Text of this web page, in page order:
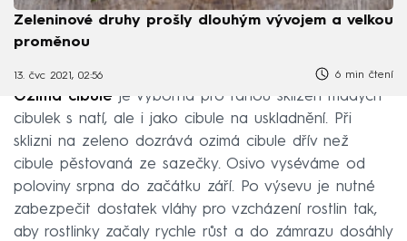
Zeleninové druhy prošly dlouhým vývojem a velkou
proměnou
13. čvc 2021, 02:56 6 min čtení
Ozimá cibule je výborná pro ranou sklizeň madých
cibulek s natí, ale i jako cibule na uskladnění. Při
sklizni na zeleno dozrává ozimá cibule dřív než
cibule pěstovaná ze sazečky. Osivo vyséváme od
poloviny srpna do začátku září. Po výsevu je nutné
zabezpečit dostatek vláhy pro vzcházení rostlin tak,
aby rostlinky začaly rychle růst a do zámrazu dosáhly